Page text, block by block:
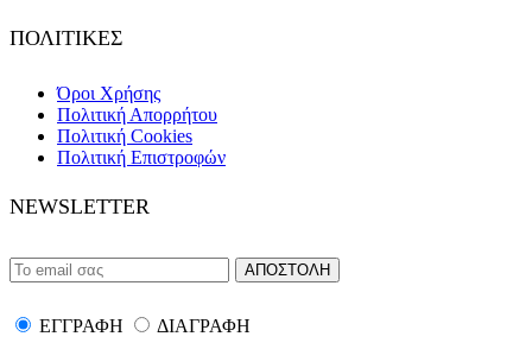
ΠΟΛΙΤΙΚΕΣ
Όροι Χρήσης
Πολιτική Απορρήτου
Πολιτική Cookies
Πολιτική Επιστροφών
NEWSLETTER
ΕΓΓΡΑΦΗ ΔΙΑΓΡΑΦΗ